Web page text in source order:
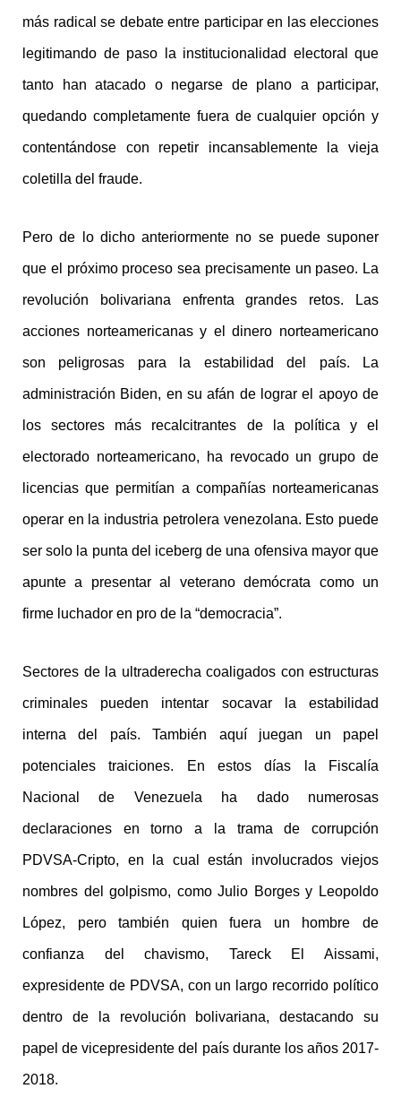
más radical se debate entre participar en las elecciones
legitimando de paso la institucionalidad electoral que
tanto han atacado o negarse de plano a participar,
quedando completamente fuera de cualquier opción y
contentándose con repetir incansablemente la vieja
coletilla del fraude.
Pero de lo dicho anteriormente no se puede suponer
que el próximo proceso sea precisamente un paseo. La
revolución bolivariana enfrenta grandes retos. Las
acciones norteamericanas y el dinero norteamericano
son peligrosas para la estabilidad del país. La
administración Biden, en su afán de lograr el apoyo de
los sectores más recalcitrantes de la política y el
electorado norteamericano, ha revocado un grupo de
licencias que permitían a compañías norteamericanas
operar en la industria petrolera venezolana. Esto puede
ser solo la punta del iceberg de una ofensiva mayor que
apunte a presentar al veterano demócrata como un
firme luchador en pro de la “democracia”.
Sectores de la ultraderecha coaligados con estructuras
criminales pueden intentar socavar la estabilidad
interna del país. También aquí juegan un papel
potenciales traiciones. En estos días la Fiscalía
Nacional de Venezuela ha dado numerosas
declaraciones en torno a la trama de corrupción
PDVSA-Cripto, en la cual están involucrados viejos
nombres del golpismo, como Julio Borges y Leopoldo
López, pero también quien fuera un hombre de
confianza del chavismo, Tareck El Aissami,
expresidente de PDVSA, con un largo recorrido político
dentro de la revolución bolivariana, destacando su
papel de vicepresidente del país durante los años 2017-
2018.